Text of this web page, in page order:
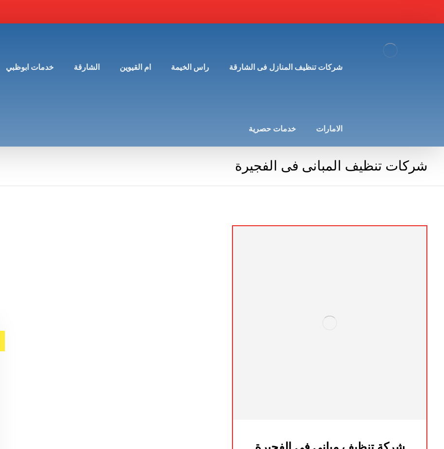
شركات تنظيف المنازل فى الشارقة راس الخيمة ام القيوين الشارقة خدمات ابوظبي
الامارات خدمات حصرية
شركات تنظيف المبانى فى الفجيرة